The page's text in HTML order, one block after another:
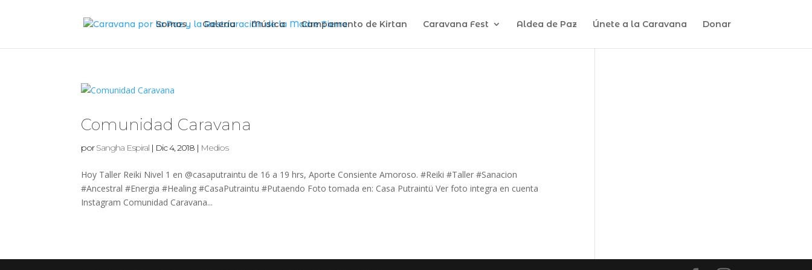
Somos Galería Música Campamento de Kirtan Caravana Fest Aldea de Paz Únete a la Caravana Donar
Comunidad Caravana
porSangha Espiral | Dic 4, 2018 | Medios
Hoy Taller Reiki Nivel 1 en @casaputraintu de 16 a 19 hrs, Aporte Consiente Amoroso. #Reiki #Taller #Sanacion
#Ancestral #Energia #Healing #CasaPutraintu #Putaendo Foto tomada en: Casa Putraintü Ver foto integra en cuenta
Instagram Comunidad Caravana...